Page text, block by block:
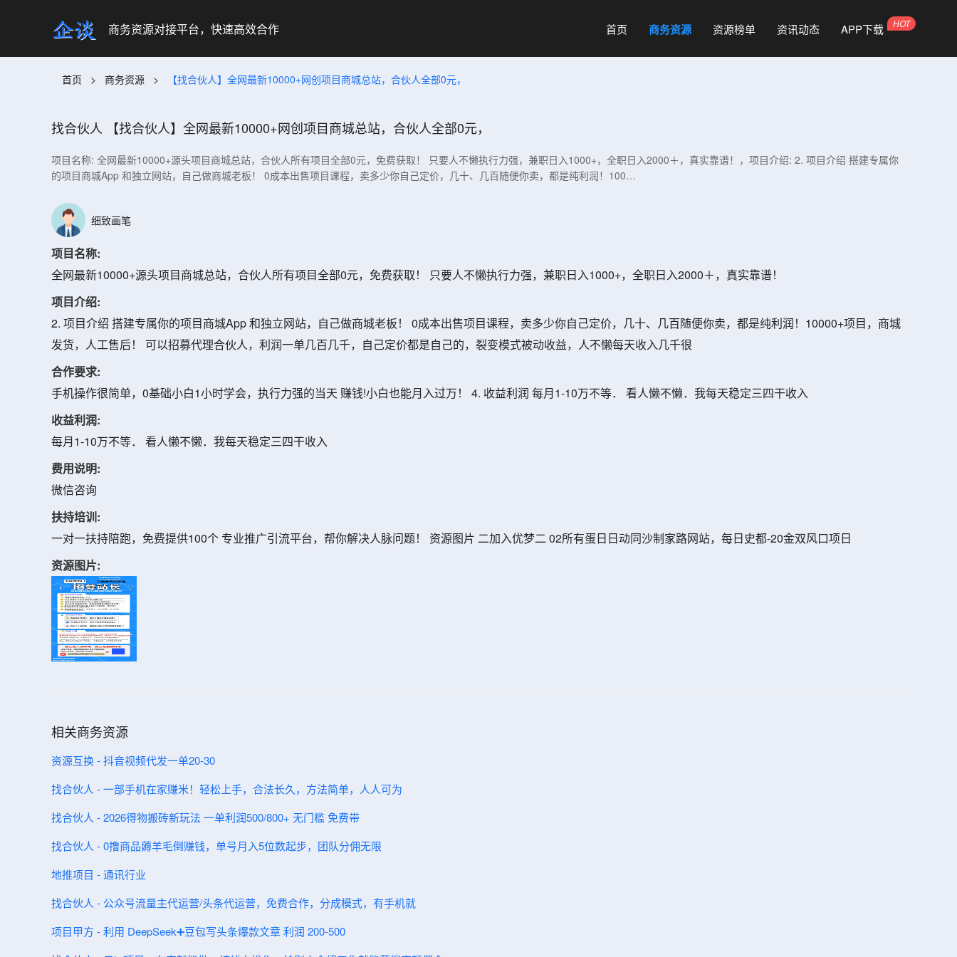
商务资源对接平台，快速高效合作 首页 商务资源 资源榜单 资讯动态 APP下载
首页 > 商务资源 > 【找合伙人】全网最新10000+网创项目商城总站，合伙人全部0元，
找合伙人 【找合伙人】全网最新10000+网创项目商城总站，合伙人全部0元，
项目名称: 全网最新10000+源头项目商城总站，合伙人所有项目全部0元，免费获取！ 只要人不懒执行力强，兼职日入1000+，全职日入2000＋，真实靠谱！，项目介绍: 2. 项目介绍 搭建专属你
的项目商城App 和独立网站，自己做商城老板！ 0成本出售项目课程，卖多少你自己定价，几十、几百随便你卖，都是纯利润！100…
细致画笔
项目名称:
全网最新10000+源头项目商城总站，合伙人所有项目全部0元，免费获取！ 只要人不懒执行力强，兼职日入1000+，全职日入2000＋，真实靠谱！
项目介绍:
2. 项目介绍 搭建专属你的项目商城App 和独立网站，自己做商城老板！ 0成本出售项目课程，卖多少你自己定价，几十、几百随便你卖，都是纯利润！10000+项目，商城
发货，人工售后！ 可以招募代理合伙人，利润一单几百几千，自己定价都是自己的，裂变模式被动收益，人不懒每天收入几千很
合作要求:
手机操作很简单，0基础小白1小时学会，执行力强的当天 赚钱!小白也能月入过万！ 4. 收益利润 每月1-10万不等． 看人懒不懒．我每天稳定三四干收入
收益利润:
每月1-10万不等． 看人懒不懒．我每天稳定三四干收入
费用说明:
微信咨询
扶持培训:
一对一扶持陪跑，免费提供100个 专业推广引流平台，帮你解决人脉问题！ 资源图片 二加入优梦二 02所有蛋日日动同沙制家路网站，每日史都-20金双风口项日
资源图片:
相关商务资源
资源互换 - 抖音视频代发一单20-30
找合伙人 - 一部手机在家赚米！轻松上手，合法长久，方法简单，人人可为
找合伙人 - 2026得物搬砖新玩法 一单利润500/800+ 无门槛 免费带
找合伙人 - 0撸商品薅羊毛倒赚钱，单号月入5位数起步，团队分佣无限
地推项目 - 通讯行业
找合伙人 - 公众号流量主代运营/头条代运营，免费合作，分成模式，有手机就
项目甲方 - 利用 DeepSeek➕豆包写头条爆款文章 利润 200-500